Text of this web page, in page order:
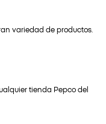
variedad de productos.
tienda Pepco del